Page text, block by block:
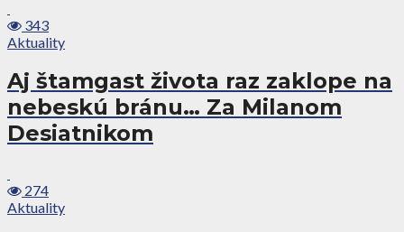
343
Aktuality
Aj štamgast života raz zaklope na
nebeskú bránu… Za Milanom
Desiatnikom
274
Aktuality